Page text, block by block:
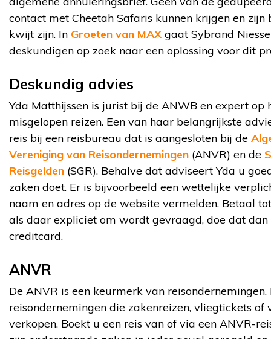
contact met Cheetah Safaris kunnen krijgen en
kwijt zijn. In Groeten van MAX gaat Sybrand
deskundigen op zoek naar een oplossing voor dit
Deskundig advies
Yda Matthijssen is jurist bij de ANWB en expert op
misgelopen reizen. Een van haar belangrijkste
reis bij een reisbureau dat is aangesloten bij de
Vereniging van Reisondernemingen (ANVR) en de
Reisgelden (SGR). Behalve dat adviseert Yda u
zaken doet. Er is bijvoorbeeld een wettelijke
naam en adres op de website vermelden. Betaal
als daar expliciet om wordt gevraagd, doe dat dan
creditcard.
ANVR
De ANVR is een keurmerk van
reisondernemingen die zakenreizen, vliegtickets of
verkopen. Boekt u een reis van of via een ANVR-